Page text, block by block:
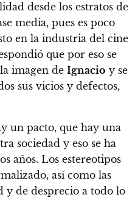
desde los estratos de
media, pues es poco
en la industria del cine
que por eso se
imagen de Ignacio y se
sus vicios y defectos,
un pacto, que hay una
sociedad y eso se ha
años. Los estereotipos
así como las
y de desprecio a todo lo